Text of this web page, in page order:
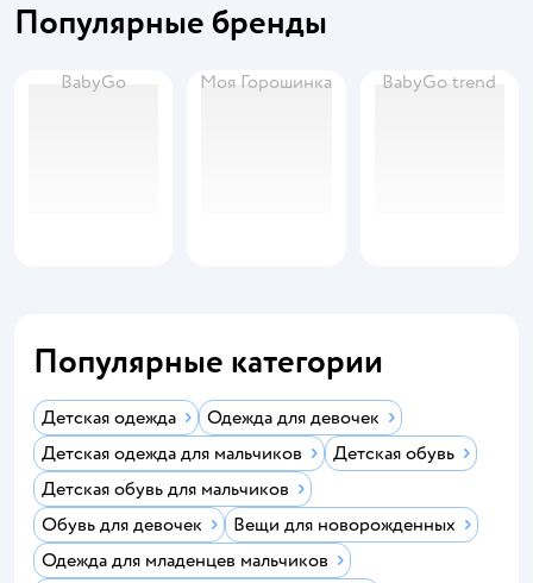
Популярные бренды
BabyGo Моя Горошинка BabyGo trend
Популярные категории
Детская одежда
Одежда для девочек
Детская одежда для мальчиков
Детская обувь
Детская обувь для мальчиков
Обувь для девочек
Вещи для новорожденных
Одежда для младенцев мальчиков